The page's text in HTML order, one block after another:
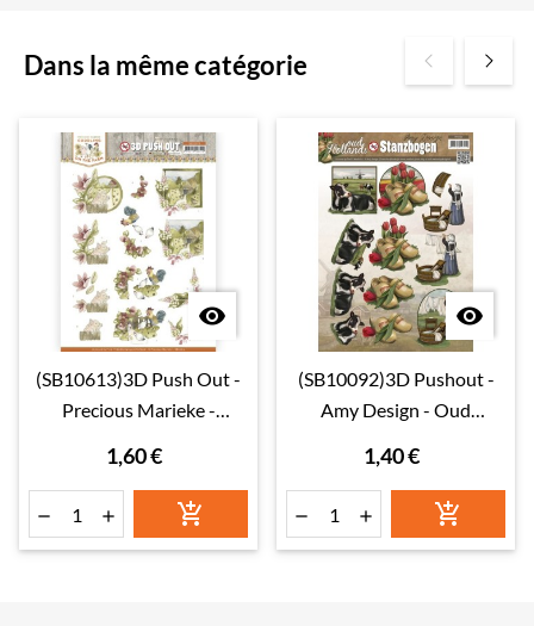
Dans la même catégorie

(SB10613)3D Push Out -
Precious Marieke -
Chicken
1,60 €
  

(SB10092)3D Pushout -
Amy Design - Oud
1,40 €
  